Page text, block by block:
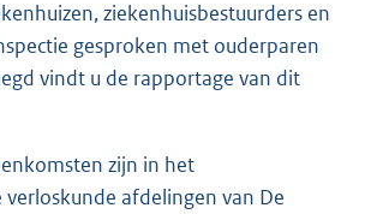
ziekenhuisbestuurders en
gesproken met ouderparen
vindt u de rapportage van dit
zijn in het
afdelingen van De